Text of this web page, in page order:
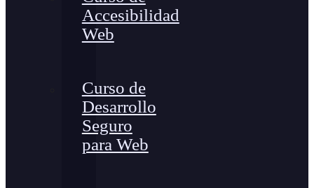
Accesibilidad
Web
Curso de
Desarrollo
Seguro
para Web